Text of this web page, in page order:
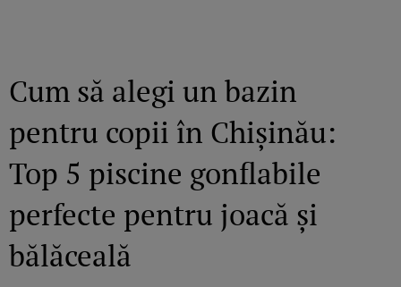
Cum să alegi un bazin
pentru copii în Chișinău:
Top 5 piscine gonflabile
perfecte pentru joacă și
bălăceală